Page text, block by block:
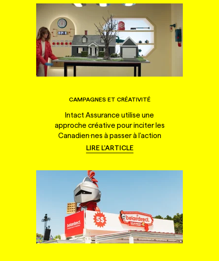
CAMPAGNES ET CRÉATIVITÉ
Intact Assurance utilise une
approche créative pour inciter les
Canadien·nes à passer à l'action
LIRE L'ARTICLE